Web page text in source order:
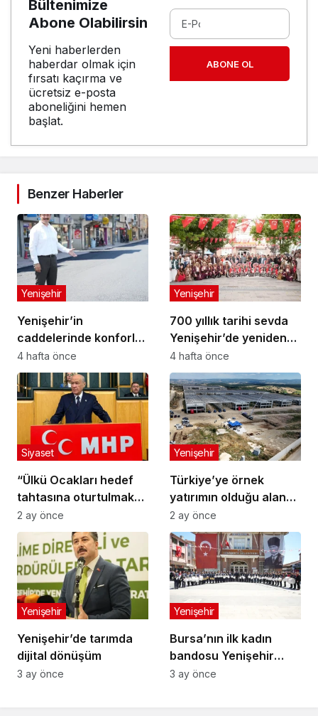
Bültenimize
Abone Olabilirsin
Yeni haberlerden
haberdar olmak için
fırsatı kaçırma ve
ücretsiz e-posta
aboneliğini hemen
başlat.
ABONE OL
Benzer Haberler
Yenişehir’in
caddelerinde konforlu
yolculuk
Yenişehir
4 hafta önce
700 yıllık tarihi sevda
Yenişehir’de yeniden
hayat buldu
Yenişehir
4 hafta önce
“Ülkü Ocakları hedef
tahtasına oturtulmak
istenmektedir”
Siyaset
2 ay önce
Türkiye’ye örnek
yatırımın olduğu alana
jandarma karakolu
yapılıyor
Yenişehir
2 ay önce
Yenişehir’de tarımda
dijital dönüşüm
Yenişehir
3 ay önce
Bursa’nın ilk kadın
bandosu Yenişehir
sokaklarında
Yenişehir
3 ay önce